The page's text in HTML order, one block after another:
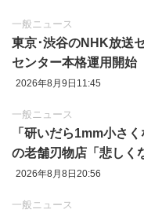
一般ニュース
東京‪･‬渋谷のNHK放送
センター本格運用開始
2026年8月9日11:45
一般ニュース
「研いだら1mm小さ
の老舗刃物店「悲しく
2026年8月8日20:56
一般ニュース